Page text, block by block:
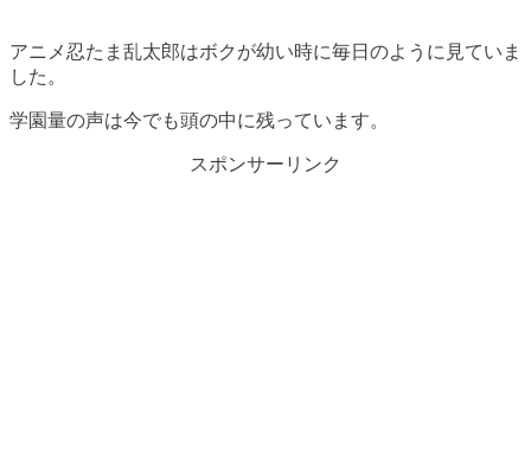
アニメ忍たま乱太郎はボクが幼い時に毎日のように見ていま
した。
学園量の声は今でも頭の中に残っています。
スポンサーリンク